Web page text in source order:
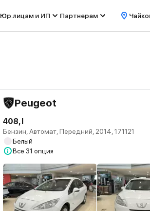
Юр.лицам и ИП Партнерам
Peugeot
408, I
Бензин, Автомат, Передний, 2014, 171121
Белый
Все31 опция